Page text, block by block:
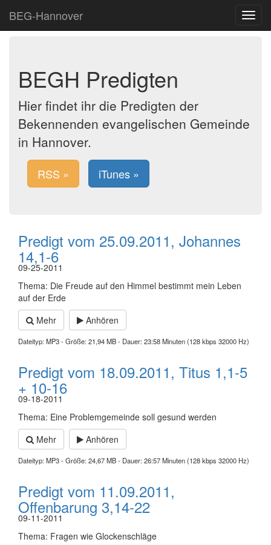
BEG-Hannover
Toggle
BEGH Predigten
Hier findet ihr die Predigten der
Bekennenden evangelischen Gemeinde
in Hannover.
RSS » iTunes »
Predigt vom 25.09.2011, Johannes
14,1-6
09-25-2011
Thema: Die Freude auf den Himmel bestimmt mein Leben
auf der Erde
Mehr
Anhören
Dateityp: MP3 - Größe: 21,94 MB - Dauer: 23:58 Minuten (128 kbps 32000 Hz)
Predigt vom 18.09.2011, Titus 1,1-5
+ 10-16
09-18-2011
Thema: Eine Problemgemeinde soll gesund werden
Mehr
Anhören
Dateityp: MP3 - Größe: 24,67 MB - Dauer: 26:57 Minuten (128 kbps 32000 Hz)
Predigt vom 11.09.2011,
Offenbarung 3,14-22
09-11-2011
Thema: Fragen wie Glockenschläge